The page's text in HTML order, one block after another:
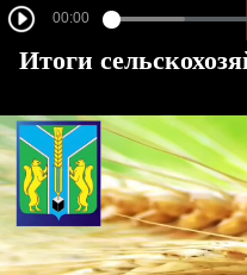
Итоги